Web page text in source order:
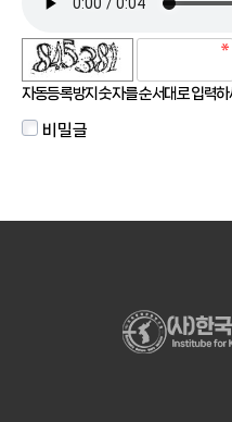
자동등록방지 숫자를 순서대로 입력하
비밀글